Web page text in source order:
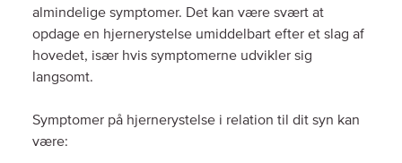
almindelige symptomer. Det kan være svært at
opdage en hjernerystelse umiddelbart efter et slag af
hovedet, især hvis symptomerne udvikler sig
langsomt.
Symptomer på hjernerystelse i relation til dit syn kan
være: